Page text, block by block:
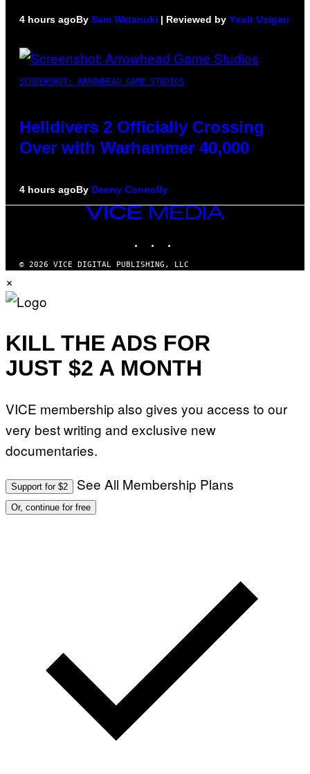
4 hours agoBy Sam Watanuki | Reviewed by Ysolt Usigan
SCREENSHOT: ARROWHEAD GAME STUDIOS
Helldivers 2 Officially Crossing
Over with Warhammer 40,000
4 hours agoBy Denny Connolly
VICE
MEDIA
© 2026 VICE DIGITAL PUBLISHING, LLC
×
KILL THE ADS FOR
JUST $2 A MONTH
VICE membership also gives you access to our
very best writing and exclusive new
documentaries.
Support for $2 See All Membership Plans
Or, continue for free